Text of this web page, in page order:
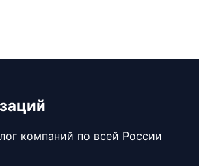
компаний по всей России